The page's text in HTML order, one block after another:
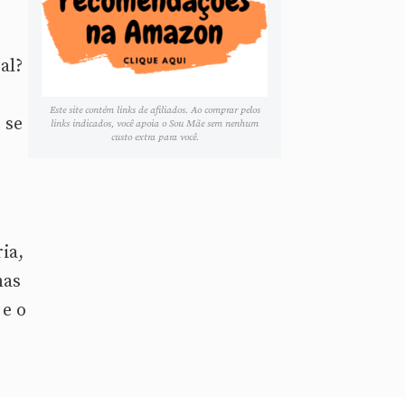
o
Este site contém links de afiliados. Ao comprar pelos
links indicados, você apoia o Sou Mãe sem nenhum
custo extra para você.